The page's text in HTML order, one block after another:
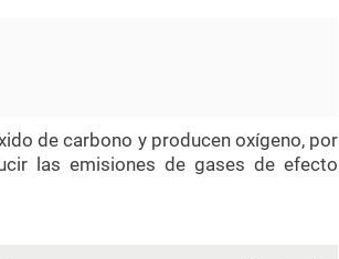
de carbono y producen oxígeno, por
las emisiones de gases de efecto